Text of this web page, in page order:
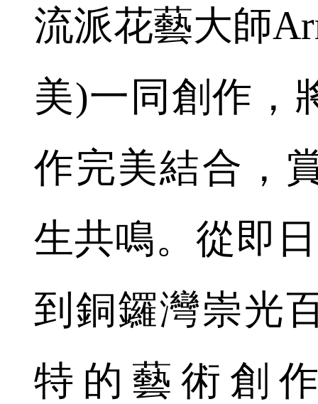
流派花藝大師
美)一同創作，
作完美結合，
生共鳴。從即
到銅鑼灣崇光
特的藝術創